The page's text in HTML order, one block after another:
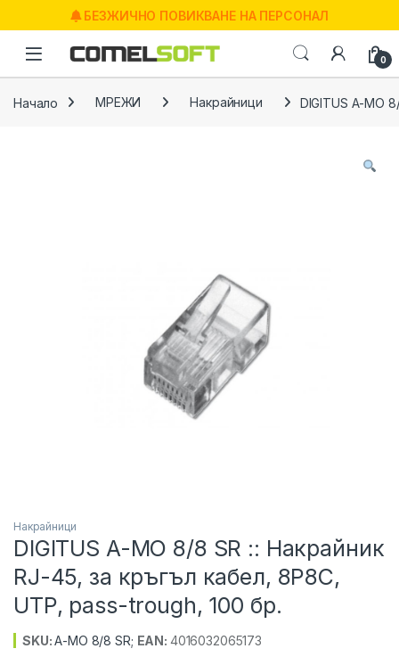
Skip to navigation
Skip to contentБЕЗЖИЧНО ПОВИКВАНЕ НА ПЕРСОНАЛ
0
Начало МРЕЖИ Накрайници DIGITUS A-MO
Накрайници
DIGITUS A-MO 8/8 SR :: Накрайник
RJ-45, за кръгъл кабел, 8P8C,
UTP, pass-trough, 100 бр.
SKU:A-MO 8/8 SR; EAN: 4016032065173